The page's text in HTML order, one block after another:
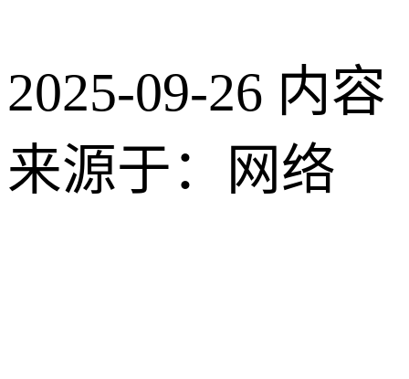
2025-09-26 内容
来源于：网络